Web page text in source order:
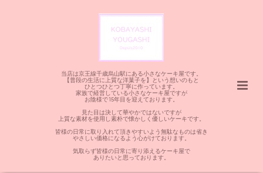
当店は京王線千歳烏山駅にある小さなケーキ屋です。
【普段の生活に上質な洋菓子を】という想いのもと
ひとつひとつ丁寧に作っています。
家族で経営している小さなケーキ屋ですが
お陰様で15年目を迎えております。
見た目は決して華やかではないですが
上質な素材を使用し素朴で懐かしく優しいケーキです。
皆様の日常に取り入れて頂きやすいよう無駄なものは省き
やさしい価格になるよう心がけております。
気取らず皆様の日常に寄り添えるケーキ屋で
ありたいと思っております。